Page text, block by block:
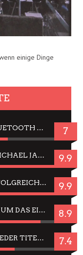
einige Dinge
JBL TUNE 720BT: OVER EAR BLUETOOTH KOPFHÖRER UM DIE 50,-€ IM DAUER-TEST 7
WEGEN DES ERFOLGES – MJ: MICHAEL JACKSON MUSICAL IN EINER MATINEE SEHEN 9.9
JELLYFISH HAMBURG: DAS ERFOLGREICHE SOMMER-MENÜ 2025 IN GEFÜHLEN UND BILDERN 9.9
CÉSAR FÜR JIM CARREY? WARUM DAS EINER DER NERVIGSTEN ACTORS IST UND BLEIBT 8.9
JING JING: IN-THAI RÄUMT WIEDER TITEL AB – EIN ZWEI-STUNDEN-ERLEBNISBERICHT 7.4